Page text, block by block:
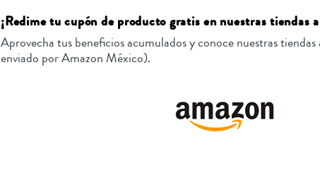
¡Redime tu cupón de producto gratis en nuestras tiendas
Aprovecha tus beneficios acumulados y conoce nuestras
enviado por Amazon México).